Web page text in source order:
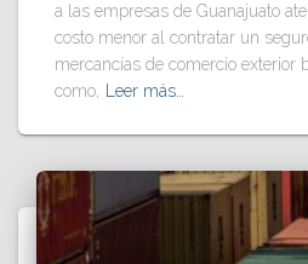
a las empresas de Guanajuato
costo menor al contratar un
mercancías de comercio exterior
como, Leer más…